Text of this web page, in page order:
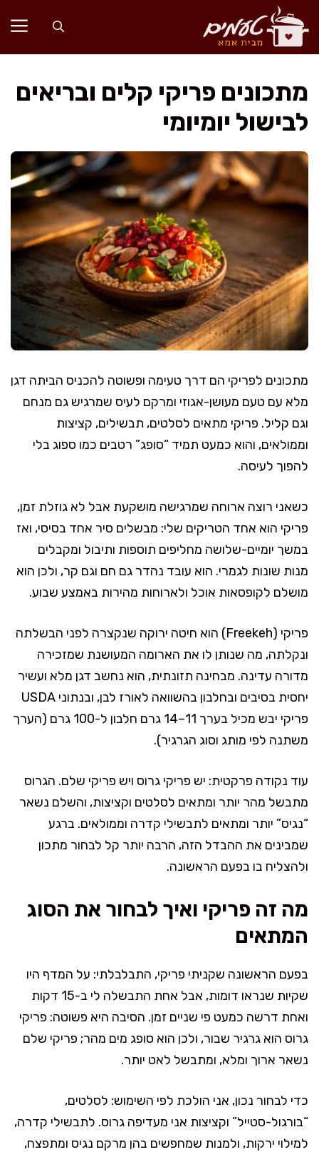
לדלג
לתוכן
מתכונים פריקי קלים ובריאים
לבישול יומיומי
מתכונים לפריקי הם דרך טעימה ופשוטה להכניס הביתה דגן
מלא עם טעם מעושן-אגוזי ומרקם לעיס שמרגיש גם מנחם
וגם קליל. פריקי מתאים לסלטים, תבשילים, קציצות
וממולאים, והוא כמעט תמיד “סופג” רטבים כמו ספוג בלי
להפוך לעיסה.
כשאני רוצה ארוחה שמרגישה מושקעת אבל לא גוזלת זמן,
פריקי הוא אחד הטריקים שלי: מבשלים סיר אחד בסיסי, ואז
במשך יומיים-שלושה מחליפים תוספות ותיבול ומקבלים
מנות שונות לגמרי. הוא עובד נהדר גם חם וגם קר, ולכן הוא
מושלם לקופסאות אוכל ולארוחות מהירות באמצע שבוע.
פריקי (Freekeh) הוא חיטה ירוקה שנקצרה לפני הבשלתה
ונקלתה, מה שנותן לו את הארומה המעושנת שמזכירה
מדורה עדינה. מבחינה תזונתית, הוא נחשב דגן מלא ועשיר
יחסית בסיבים ובחלבון בהשוואה לאורז לבן, ובנתוני USDA
פריקי יבש מכיל בערך 11–14 גרם חלבון ל-100 גרם (הערך
משתנה לפי מותג וסוג הגרגיר).
עוד נקודה פרקטית: יש פריקי גרוס ויש פריקי שלם. הגרוס
מתבשל מהר יותר ומתאים לסלטים וקציצות, והשלם נשאר
“נגיס” יותר ומתאים לתבשילי קדרה וממולאים. ברגע
שמבינים את ההבדל הזה, הרבה יותר קל לבחור מתכון
ולהצליח בו בפעם הראשונה.
מה זה פריקי ואיך לבחור את הסוג
המתאים
בפעם הראשונה שקניתי פריקי, התבלבלתי: על המדף היו
שקיות שנראו דומות, אבל אחת התבשלה לי ב-15 דקות
ואחת דרשה כמעט פי שניים זמן. הסיבה היא פשוטה: פריקי
גרוס הוא גרגיר שבור, ולכן הוא סופג מים מהר; פריקי שלם
נשאר ארוך ומלא, ומתבשל לאט יותר.
כדי לבחור נכון, אני הולכת לפי השימוש: לסלטים,
“בורגול-סטייל” וקציצות אני מעדיפה גרוס. לתבשילי קדרה,
למילוי ירקות, ולמנות שמחפשים בהן מרקם נגיס ומתפצח,